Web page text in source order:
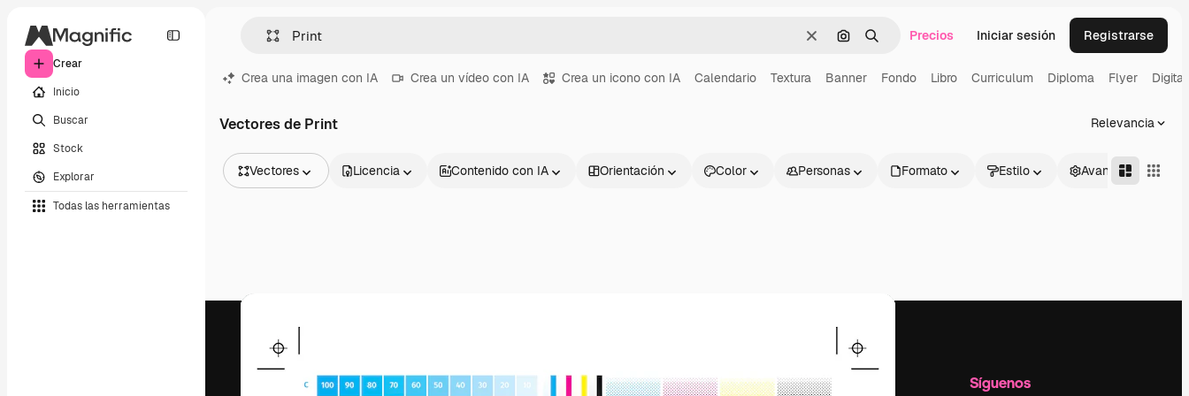
Crear
Inicio
Buscar
Stock
Explorar
Todas las herramientas
BorrarBuscar por imagen
BuscarPrecios Iniciar sesión Registrarse
Crea una imagen con IA Crea un vídeo con IA Crea un icono con IA Calendario Textura Banner Fondo Libro Curriculum Diploma Flyer Digital
Vectores de Print Relevancia
Vectores
Vídeos
Motion graphics
Plantillas de vídeos
Modelos 3D
Licencia Contenido con IA Orientación Color Personas Formato Estilo Avanzado
Productos Información útil Síguenos